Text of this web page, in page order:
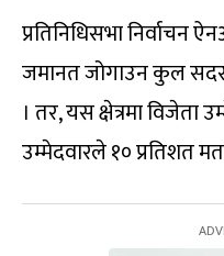
प्रतिनिधिसभा निर्वाचन
जमानत जोगाउन कुल सदर
। तर, यस क्षेत्रमा विजेता
उम्मेदवारले १० प्रतिशत